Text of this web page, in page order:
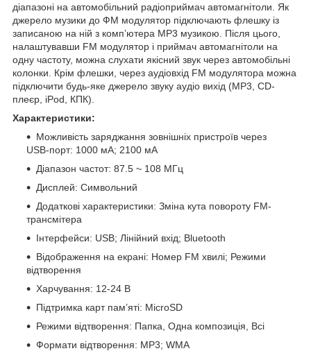
діапазоні на автомобільний радіоприймач автомагнітоли. Як
джерело музики до ФМ модулятор підключають флешку із
записаною на ній з комп’ютера MP3 музикою. Після цього,
налаштувавши FM модулятор і приймач автомагнітоли на
одну частоту, можна слухати якісний звук через автомобільні
колонки. Крім флешки, через аудіовхід FM модулятора можна
підключити будь-яке джерело звуку аудіо вихід (MP3, CD-
плеєр, iPod, КПК).
Характеристики:
Можливість заряджання зовнішніх пристроїв через
USB-порт: 1000 мА; 2100 мА
Діапазон частот: 87.5 ~ 108 МГц
Дисплей: Символьний
Додаткові характеристики: Зміна кута повороту FM-
трансмітера
Інтерфейси: USB; Лінійний вхід; Bluetooth
Відображення на екрані: Номер FM хвилі; Режими
відтворення
Харчування: 12-24 В
Підтримка карт пам’яті: MicroSD
Режими відтворення: Папка, Одна композиція, Всі
Формати відтворення: MP3; WMA